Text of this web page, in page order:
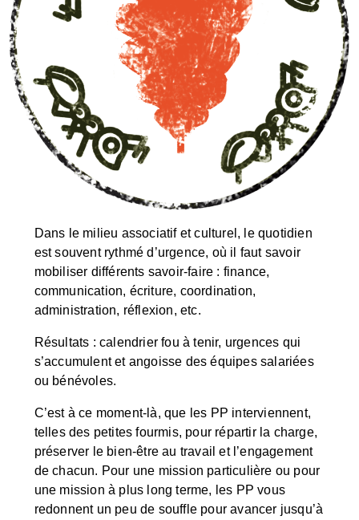
Dans le milieu associatif et culturel, le quotidien
est souvent rythmé d’urgence, où il faut savoir
mobiliser différents savoir-faire : finance,
communication, écriture, coordination,
administration, réflexion, etc.
Résultats : calendrier fou à tenir, urgences qui
s’accumulent et angoisse des équipes salariées
ou bénévoles.
C’est à ce moment-là, que les PP interviennent,
telles des petites fourmis, pour répartir la charge,
préserver le bien-être au travail et l’engagement
de chacun. Pour une mission particulière ou pour
une mission à plus long terme, les PP vous
redonnent un peu de souffle pour avancer jusqu’à